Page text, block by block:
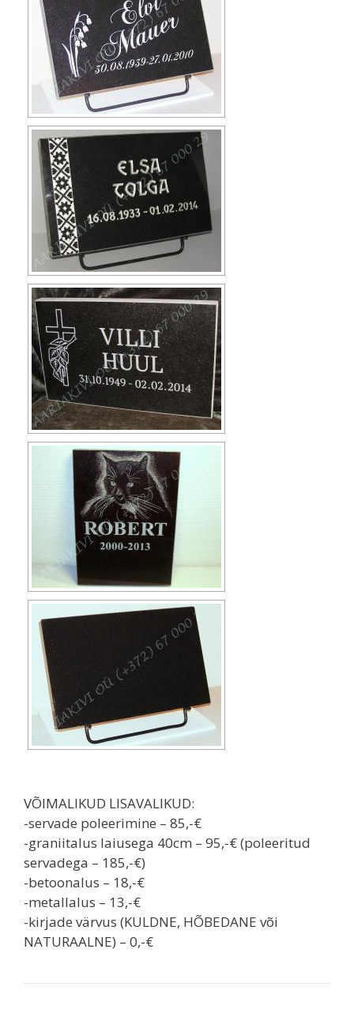
VÕIMALIKUD LISAVALIKUD:
-servade poleerimine – 85,-€
-graniitalus laiusega 40cm – 95,-€ (poleeritud
servadega – 185,-€)
-betoonalus – 18,-€
-metallalus – 13,-€
-kirjade värvus (KULDNE, HÕBEDANE või
NATURAALNE) – 0,-€